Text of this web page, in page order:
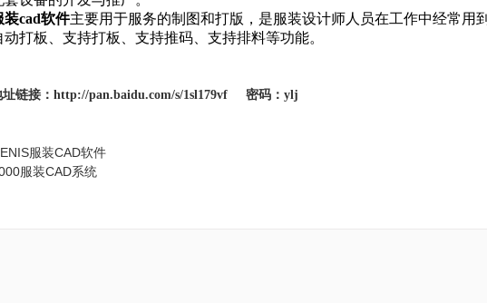
装cad软件主要用于服务的制图和打版，是服装设计师人员在工作中经常用
打板、支持打板、支持推码、支持排料等功能。
链接： http://pan.baidu.com/s/1sl179vf 密码： ylj
服装CAD软件
服装CAD系统